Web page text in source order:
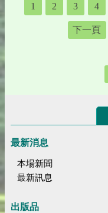
1 2 3 4
下一頁
最新消息
本場新聞
最新訊息
出版品